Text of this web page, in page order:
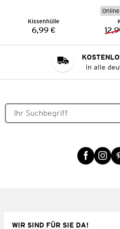
Kissenhülle
Preis:
6,99 €
in alle
WIR SIND FÜR SIE DA!